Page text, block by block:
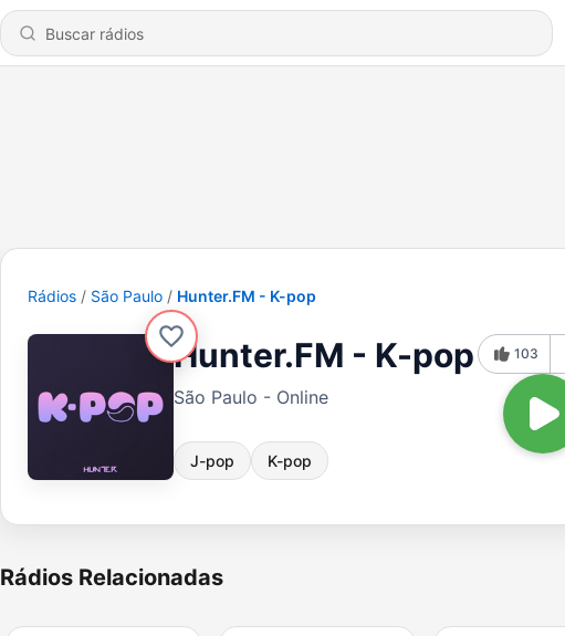
Rádios São Paulo Hunter.FM - K-pop
Hunter.FM - K-pop
São Paulo - Online
J-pop K-pop
103
Rádios Relacionadas